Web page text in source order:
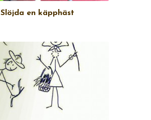
Slöjda en käpphäst